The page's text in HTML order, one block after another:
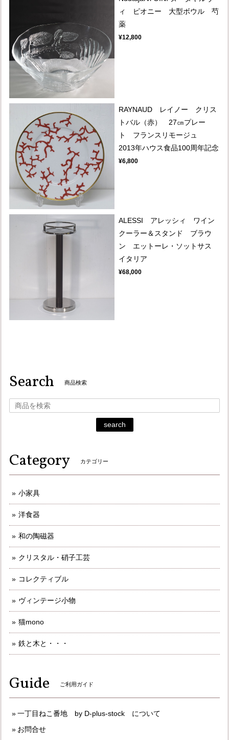
ィ ピオニー 大型ボウル 芍
薬
¥12,800
RAYNAUD レイノー クリス
トバル（赤） 27㎝プレー
ト フランスリモージュ
2013年ハウス食品100周年記念
¥6,800
ALESSI アレッシィ ワイン
クーラー＆スタンド ブラウ
ン エットーレ・ソットサス
イタリア
¥68,000
Search 商品検索
search
Category カテゴリー
小家具
洋食器
和の陶磁器
クリスタル・硝子工芸
コレクティブル
ヴィンテージ小物
猫mono
鉄と木と・・・
Guide ご利用ガイド
一丁目ねこ番地 by D-plus-stock について
お問合せ